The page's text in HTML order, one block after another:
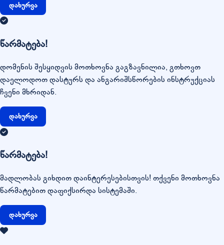
დახურვა
წარმატება!
დომენის შესყიდვის მოთხოვნა გაგზავნილია, გთხოვთ
დაელოდოთ დასტურს და ანგარიშსწორების ინსტრუქციას
ჩვენი მხრიდან.
დახურვა
წარმატება!
მადლობას გიხდით დაინტერესებისთვის! თქვენი მოთხოვნა
წარმატებით დაფიქსირდა სისტემაში.
დახურვა